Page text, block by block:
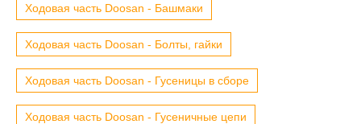
Ходовая часть Doosan - Башмаки
Ходовая часть Doosan - Болты, гайки
Ходовая часть Doosan - Гусеницы в сборе
Ходовая часть Doosan - Гусеничные цепи